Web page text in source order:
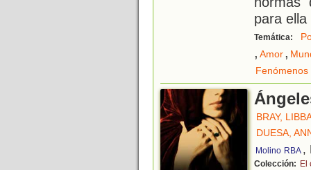
para ella
Temática:
, Amor,
BRAY,
DUESA,
Molino RBA ,
Colección: El